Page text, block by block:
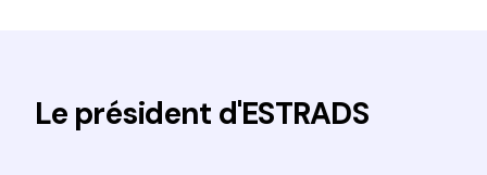
Le président d'ESTRADS